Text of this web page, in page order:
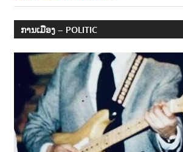
ການເມືອງ – POLITIC